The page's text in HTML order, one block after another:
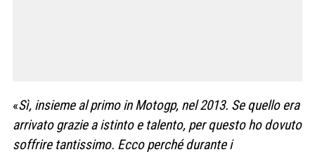
«Sì, insieme al primo in Motogp, nel 2013. Se quello era
arrivato grazie a istinto e talento, per questo ho dovuto
soffrire tantissimo. Ecco perché durante i